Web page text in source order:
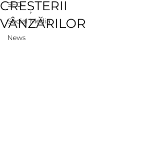
SEO
Social Media
News
CREȘTERII
VÂNZĂRILOR